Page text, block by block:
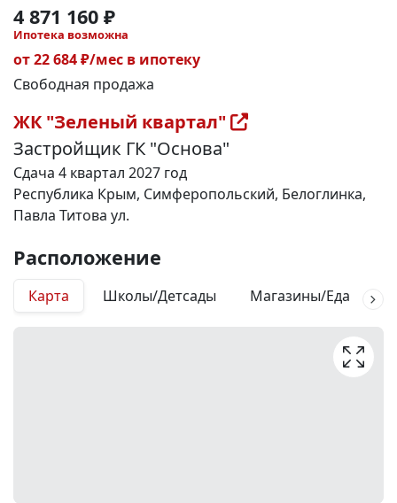
4 871 160 ₽
Ипотека возможна
от 22 684 ₽/мес в ипотеку
Свободная продажа
ЖК "Зеленый квартал"
Застройщик ГК "Основа"
Сдача 4 квартал 2027 год
Республика Крым, Симферопольский, Белоглинка,
Павла Титова ул.
Расположение
Карта Школы/Детсады Магазины/Еда